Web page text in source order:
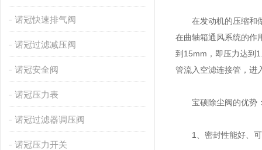
诺冠快速排气阀
诺冠过滤减压阀
诺冠安全阀
诺冠压力表
诺冠过滤器调压阀
诺冠压力开关
在发动机的压缩和做
在曲轴箱通风系统的作
到15mm，即压力达到
管流入空滤连接管，进
宝硕除尘阀的优势
1、密封性能好、可